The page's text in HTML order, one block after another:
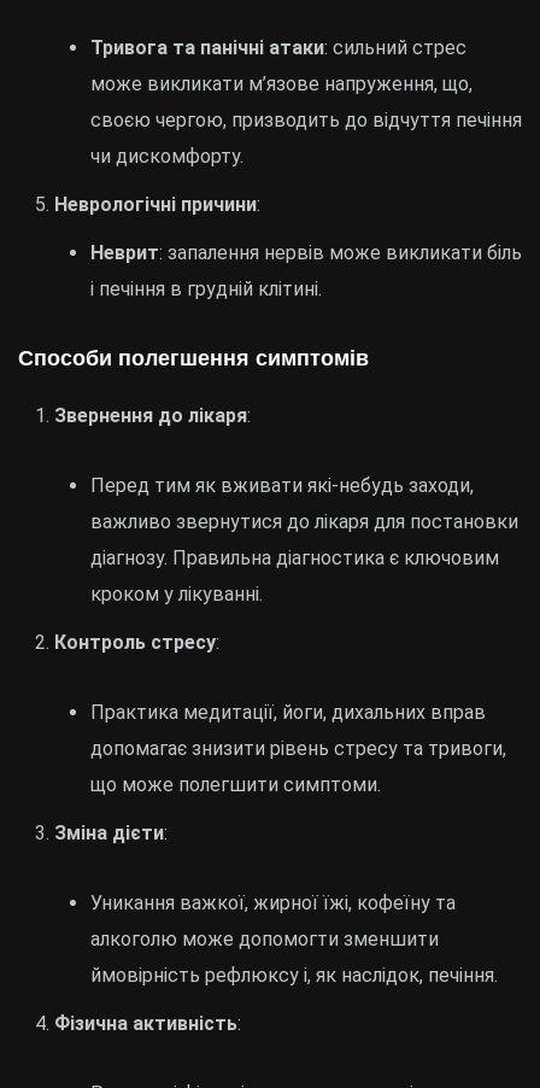
Тривога та панічні атаки: сильний стрес
може викликати м’язове напруження, що,
своєю чергою, призводить до відчуття печіння
чи дискомфорту.
Неврологічні причини:
Неврит: запалення нервів може викликати біль
і печіння в грудній клітині.
Способи полегшення симптомів
Звернення до лікаря:
Перед тим як вживати які-небудь заходи,
важливо звернутися до лікаря для постановки
діагнозу. Правильна діагностика є ключовим
кроком у лікуванні.
Контроль стресу:
Практика медитації, йоги, дихальних вправ
допомагає знизити рівень стресу та тривоги,
що може полегшити симптоми.
Зміна дієти:
Уникання важкої, жирної їжі, кофеїну та
алкоголю може допомогти зменшити
ймовірність рефлюксу і, як наслідок, печіння.
Фізична активність: